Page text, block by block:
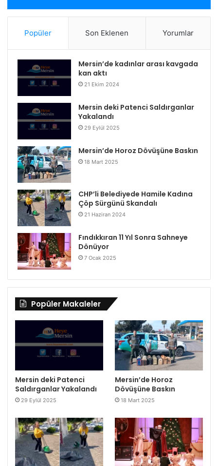
Popüler Son Eklenen Yorumlar
Mersin’de kadınlar arası kavgada
kan aktı
21 Ekim 2024
Mersin deki Patenci Saldırganlar
Yakalandı
29 Eylül 2025
Mersin’de Horoz Dövüşüne Baskın
18 Mart 2025
CHP’li Belediyede Hamile Kadına
Çöp Sürgünü Skandalı
21 Haziran 2024
Fındıkkıran 11 Yıl Sonra Sahneye
Dönüyor
7 Ocak 2025
Popüler Makaleler
Mersin deki Patenci
Saldırganlar Yakalandı
29 Eylül 2025
Mersin’de Horoz
Dövüşüne Baskın
18 Mart 2025